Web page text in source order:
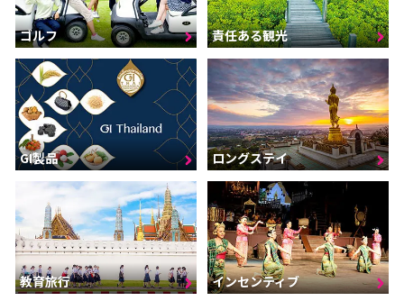
ゴルフ 責任ある観光
GI製品 ロングステイ
教育旅行 インセンティブ